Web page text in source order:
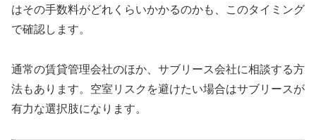
はその手数料がどれくらいかかるのかも、このタイミング
で確認します。
通常の賃貸管理会社のほか、サブリース会社に相談する方
法もあります。空室リスクを避けたい場合はサブリースが
有力な選択肢になります。